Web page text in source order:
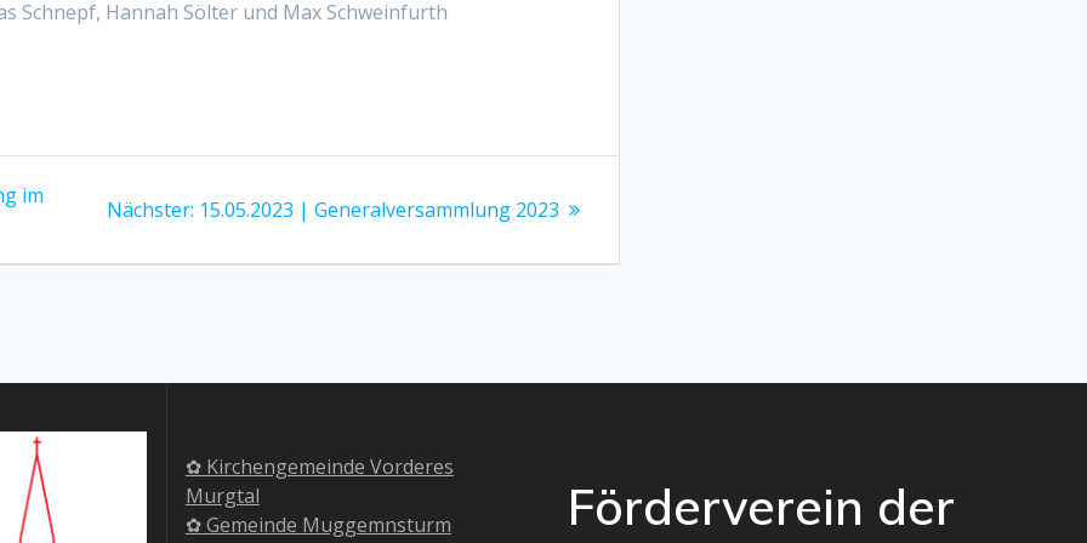
Schnepf, Hannah Sölter und Max Schweinfurth
im
Nächster: Nächster
15.05.2023 | Generalversammlung 2023
✿ Kirchengemeinde Vorderes
Murgtal
✿ Gemeinde Muggemnsturm
Förderverein der